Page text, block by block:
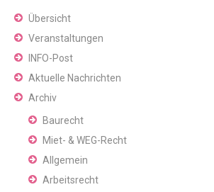
Übersicht
Veranstaltungen
INFO-Post
Aktuelle Nachrichten
Archiv
Baurecht
Miet- & WEG-Recht
Allgemein
Arbeitsrecht